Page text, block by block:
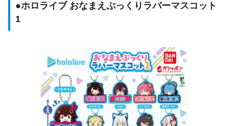
●ホロライブ おなまえぷっくりラバーマスコット
1